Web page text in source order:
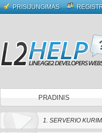
PRISIJUNGIMAS
PRADINIS
1. SERVERIO